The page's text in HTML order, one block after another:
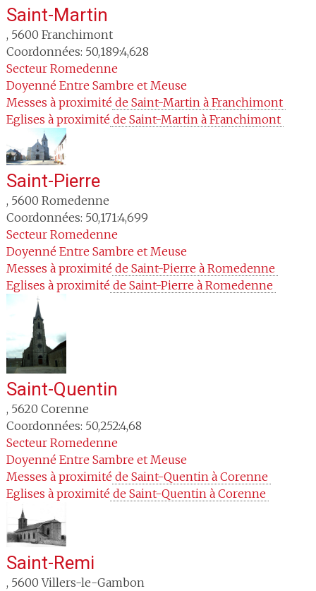
Saint-Martin
, 5600 Franchimont
Coordonnées: 50,189:4,628
Secteur Romedenne
Doyenné Entre Sambre et Meuse
Messes à proximité de Saint-Martin à Franchimont
Eglises à proximité de Saint-Martin à Franchimont
Saint-Pierre
, 5600 Romedenne
Coordonnées: 50,171:4,699
Secteur Romedenne
Doyenné Entre Sambre et Meuse
Messes à proximité de Saint-Pierre à Romedenne
Eglises à proximité de Saint-Pierre à Romedenne
Saint-Quentin
, 5620 Corenne
Coordonnées: 50,252:4,68
Secteur Romedenne
Doyenné Entre Sambre et Meuse
Messes à proximité de Saint-Quentin à Corenne
Eglises à proximité de Saint-Quentin à Corenne
Saint-Remi
, 5600 Villers-le-Gambon